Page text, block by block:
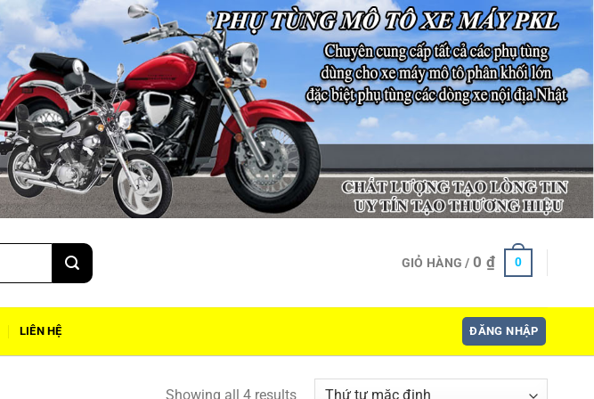
GIỎ HÀNG / 0 ₫ 0
LIÊN HỆ ĐĂNG NHẬP
Showing all 4 results